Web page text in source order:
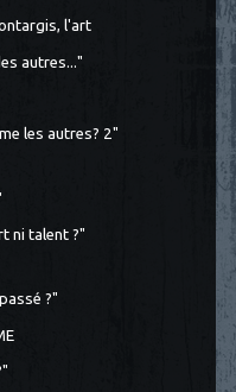
l'art
autres..."
les autres? 2"
ni talent ?"
?"